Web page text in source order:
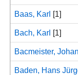
Baas, Karl [1]
Bach, Karl [1]
Bacmeister,
Baden, Hans